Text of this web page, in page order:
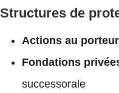
Structures de
Actions au porteur
Fondations
successorale